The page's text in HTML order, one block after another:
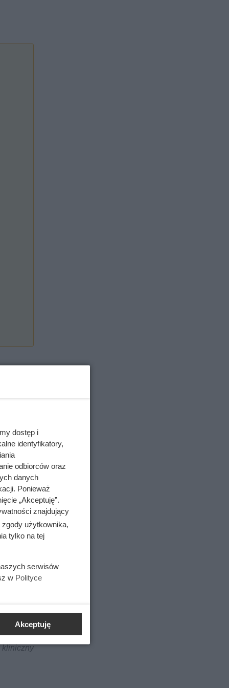
kliniczny
dostęp i
identyfikatory,
odbiorców oraz
danych
Ponieważ
„Akceptuję”.
znajdujący
użytkownika,
tylko na tej
serwisów
w Polityce
Akceptuję